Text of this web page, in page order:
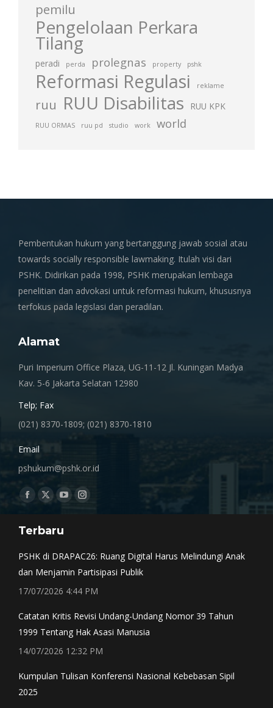
pemilu
Pengelolaan Perkara
Tilang
peradi perda prolegnas property pshk
Reformasi Regulasi reklame
ruu RUU Disabilitas RUU KPK
RUU ORMAS ruu pd studio work world
Pembentukan hukum yang bertanggung jawab sosial atau
towards socially responsible lawmaking. Itulah visi dari
PSHK. Didirikan pada 1998, PSHK merupakan lembaga
penelitian dan advokasi untuk reformasi hukum, khususnya
terfokus pada legislasi dan peradilan.
Alamat
Puri Imperium Office Plaza, UG-11-12 Jl. Kuningan Madya
Kav. 5-6 Jakarta Selatan 12980
Telp; Fax
(021) 8370-1809; (021) 8370-1810
Email
pshukum@pshk.or.id
Find us on:
Facebook
opens
window
X
opens
window
YouTube
opens
Instagram
window
Terbaru
PSHK di DRAPAC26: Ruang Digital Harus Melindungi Anak
dan Menjamin Partisipasi Publik
17/07/2026 4:44 PM
Catatan Kritis Revisi Undang-Undang Nomor 39 Tahun
1999 Tentang Hak Asasi Manusia
14/07/2026 12:32 PM
Kumpulan Tulisan Konferensi Nasional Kebebasan Sipil
2025